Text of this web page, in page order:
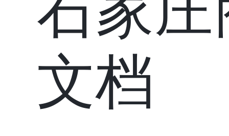
文档